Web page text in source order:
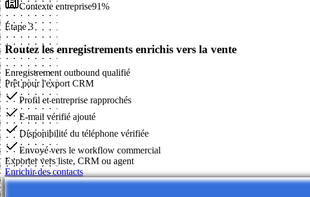
Contexte entreprise91%
Étape 3
Routez les enregistrements enrichis vers la vente
Enregistrement outbound qualifié
Prêt pour l'export CRM
Profil et entreprise rapprochés
E-mail vérifié ajouté
Disponibilité du téléphone vérifiée
Envoyé vers le workflow commercial
Exporter vers liste, CRM ou agent
Enrichir des contacts